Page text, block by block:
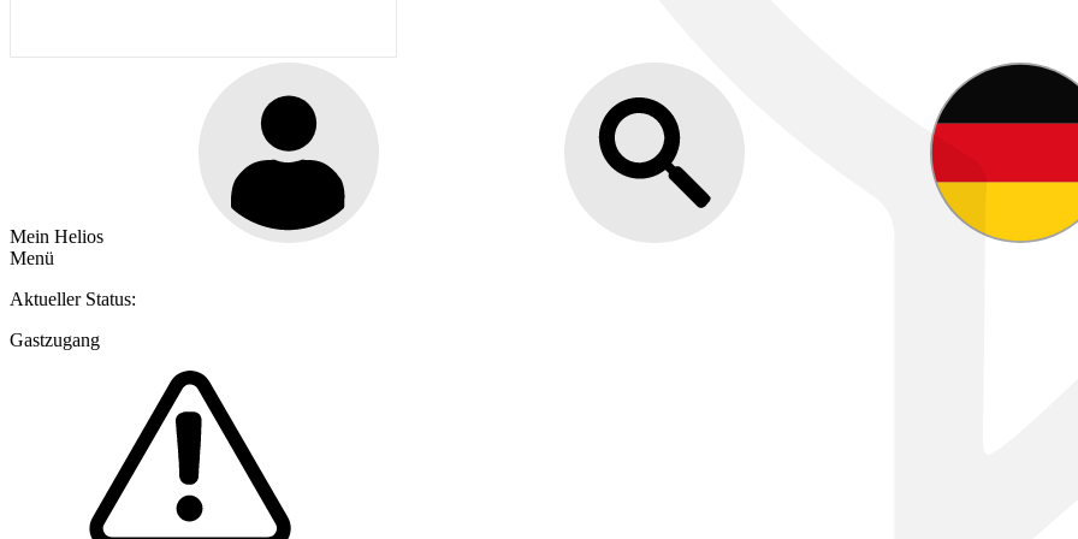
Mein Helios
Menü
Aktueller Status:
Gastzugang